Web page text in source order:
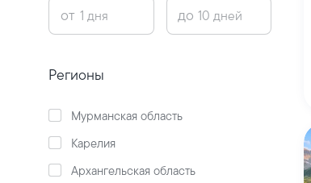
от до
Регионы
Мурманская область
Карелия
Архангельская область